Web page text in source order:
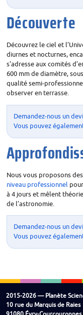
Découverte
Découvrez le ciel et
diurnes et nocturnes,
s’adresse aux comités
600 mm de diamètre,
qualité semi-
observer en terrasse.
Demandez-nous un
Vous pouvez
Nous vous proposons
niveau professionnelpour
à 4 jours et mêlent
de l’astronomie.
Demandez-nous un
Vous pouvez
2015-2026 — Planète
10 rue du Marquis de Raies